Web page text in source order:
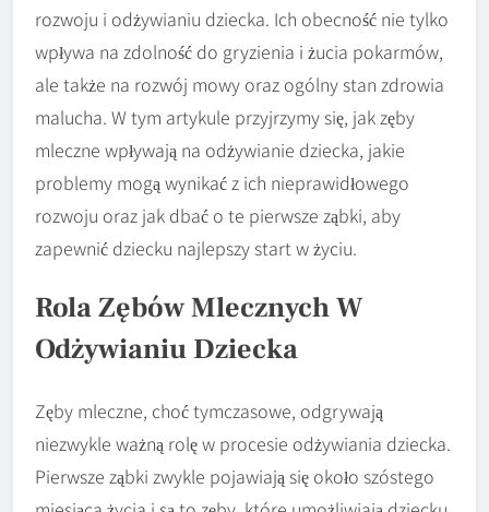
rozwoju i odżywianiu dziecka. Ich obecność nie tylko
wpływa na zdolność do gryzienia i żucia pokarmów,
ale także na rozwój mowy oraz ogólny stan zdrowia
malucha. W tym artykule przyjrzymy się, jak zęby
mleczne wpływają na odżywianie dziecka, jakie
problemy mogą wynikać z ich nieprawidłowego
rozwoju oraz jak dbać o te pierwsze ząbki, aby
zapewnić dziecku najlepszy start w życiu.
Rola Zębów Mlecznych W
Odżywianiu Dziecka
Zęby mleczne, choć tymczasowe, odgrywają
niezwykle ważną rolę w procesie odżywiania dziecka.
Pierwsze ząbki zwykle pojawiają się około szóstego